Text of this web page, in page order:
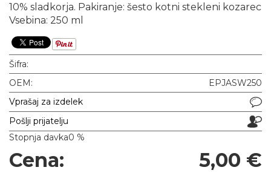
10% sladkorja. Pakiranje: šesto kotni stekleni kozarec
Vsebina: 250 ml
Šifra:
OEM:
EPJASW250
Vprašaj za izdelek
Pošlji prijatelju
Stopnja davka0 %
Cena: 5,00 €